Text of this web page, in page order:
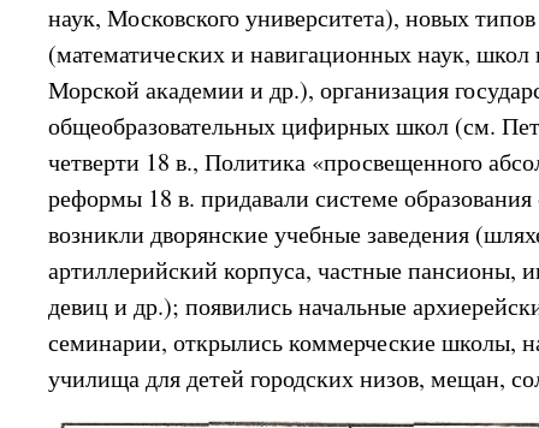
наук, Московского университета), новых
(математических и навигационных наук, школ
Морской академии и др.), организация
общеобразовательных цифирных школ (см.
четверти 18 в., Политика «просвещенного
реформы 18 в. придавали системе
возникли дворянские учебные заведения
артиллерийский корпуса, частные пансионы,
девиц и др.); появились начальные
семинарии, открылись коммерческие школы,
училища для детей городских низов, мещан,